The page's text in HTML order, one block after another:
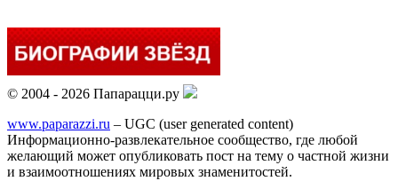
© 2004 - 2026 Папарацци.ру
www.paparazzi.ru – UGC (user generated content)
Информационно-развлекательное сообщество, где любой
желающий может опубликовать пост на тему о частной жизни
и взаимоотношениях мировых знаменитостей.